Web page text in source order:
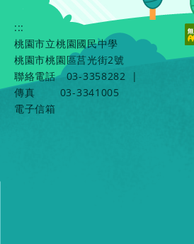
:::
桃園市立桃園國民中學
桃園市桃園區莒光街2號
聯絡電話
03-3358282
|
傳真
03-3341005
電子信箱